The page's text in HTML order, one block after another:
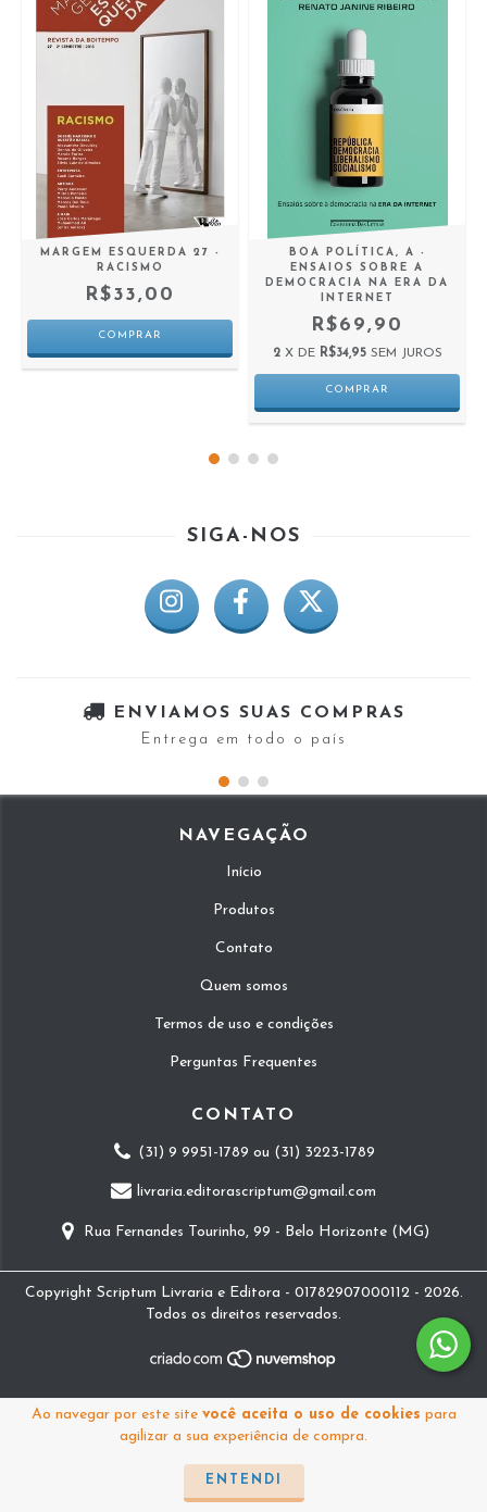
Ao navegar por este site você aceita o uso de cookies para
agilizar a sua experiência de compra.
ENTENDI
MARGEM ESQUERDA 27 -
RACISMO
R$33,00
BOA POLÍTICA, A -
ENSAIOS SOBRE A
DEMOCRACIA NA ERA DA
INTERNET
R$69,90
2 X DE R$34,95 SEM JUROS
SIGA-NOS
ENVIAMOS SUAS COMPRAS
Entrega em todo o país
NAVEGAÇÃO
Início
Produtos
Contato
Quem somos
Termos de uso e condições
Perguntas Frequentes
CONTATO
(31) 9 9951-1789 ou (31) 3223-1789
livraria.editorascriptum@gmail.com
Rua Fernandes Tourinho, 99 - Belo Horizonte (MG)
Copyright Scriptum Livraria e Editora - 01782907000112 - 2026.
Todos os direitos reservados.